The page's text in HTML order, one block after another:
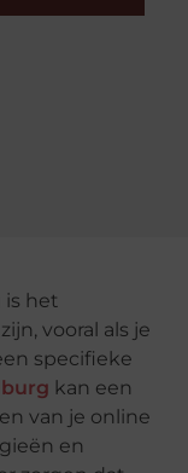
is het
vooral als je
specifieke
kan een
van je online
en